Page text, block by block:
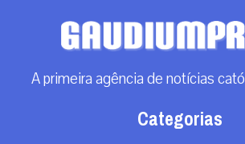
A primeira agência de notícias
Categorias